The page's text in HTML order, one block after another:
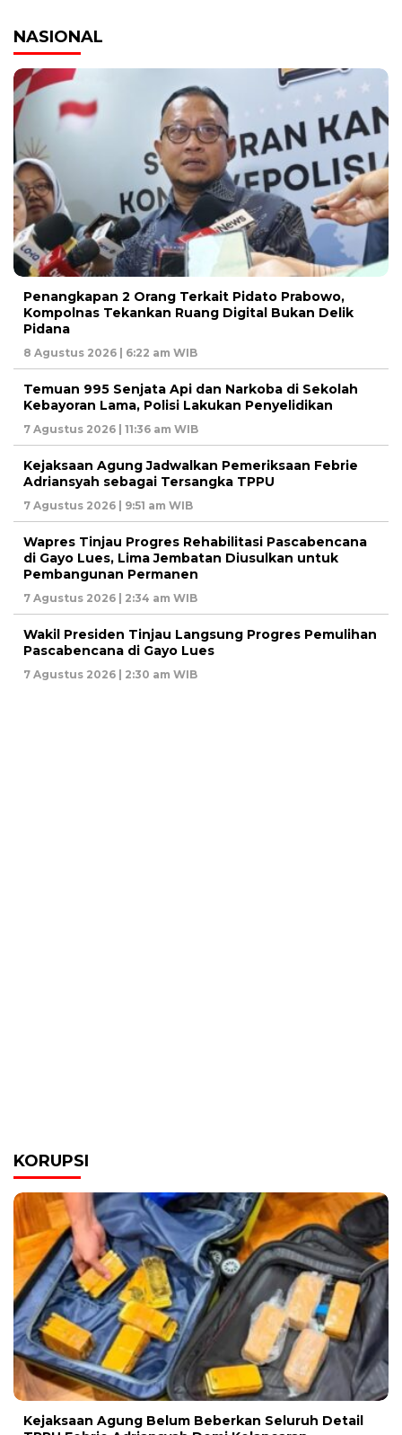
NASIONAL
Penangkapan 2 Orang Terkait Pidato Prabowo,
Kompolnas Tekankan Ruang Digital Bukan Delik
Pidana
8 Agustus 2026 | 6:22 am WIB
Temuan 995 Senjata Api dan Narkoba di Sekolah
Kebayoran Lama, Polisi Lakukan Penyelidikan
7 Agustus 2026 | 11:36 am WIB
Kejaksaan Agung Jadwalkan Pemeriksaan Febrie
Adriansyah sebagai Tersangka TPPU
7 Agustus 2026 | 9:51 am WIB
Wapres Tinjau Progres Rehabilitasi Pascabencana
di Gayo Lues, Lima Jembatan Diusulkan untuk
Pembangunan Permanen
7 Agustus 2026 | 2:34 am WIB
Wakil Presiden Tinjau Langsung Progres Pemulihan
Pascabencana di Gayo Lues
7 Agustus 2026 | 2:30 am WIB
KORUPSI
Kejaksaan Agung Belum Beberkan Seluruh Detail